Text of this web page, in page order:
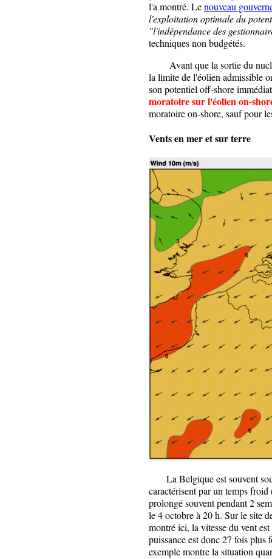
l'a montré. Lenouveau
l'exploitation optimale du
"l'indépendance des
techniques non budgétés.
Avant que la sortie du
la limite de l'éolien admissible
son potentiel off-shore
moratoire sur l'éolien on-
moratoire on-shore, sauf pour
Vents en mer et sur terre
La Belgique est souvent
caractérisent par un temps
prolongé souvent pendant 2
le 4 octobre à 20 h. Sur le site
montré ici, la vitesse du vent
puissance est donc 27 fois plus
exemple montre la situation